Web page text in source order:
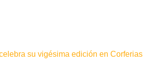
su vigésima edición en Corferias